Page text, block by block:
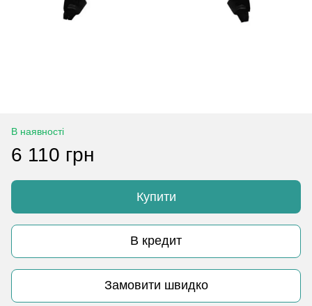
В наявності
6 110 грн
Купити
В кредит
Замовити швидко